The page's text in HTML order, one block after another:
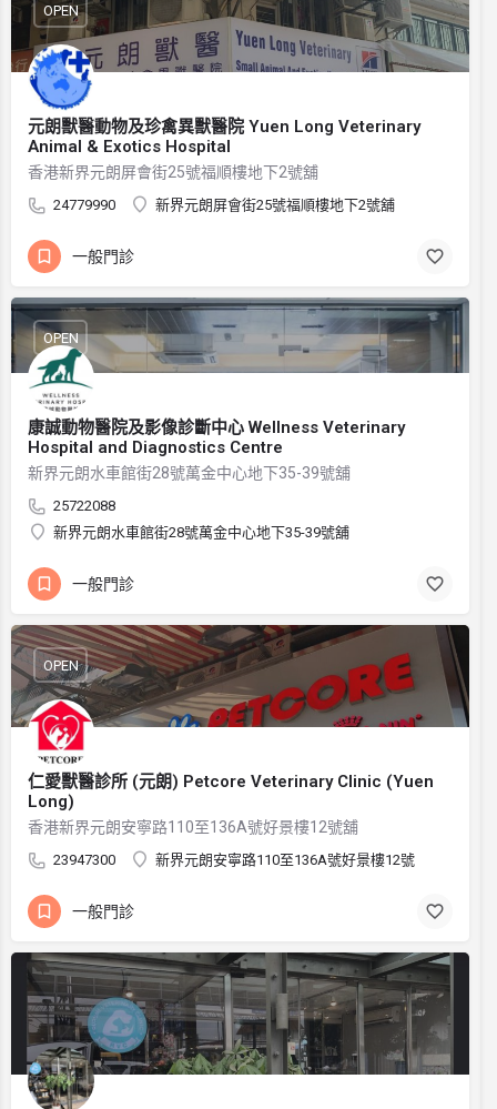
元朗獸醫動物及珍禽異獸醫院 Yuen Long Veterinary
Animal & Exotics Hospital
香港新界元朗屏會街25號福順樓地下2號舖
24779990 新界元朗屏會街25號福順樓地下2號舖
OPEN
一般門診
康誠動物醫院及影像診斷中心 Wellness Veterinary
Hospital and Diagnostics Centre
新界元朗水車館街28號萬金中心地下35-39號舖
25722088
新界元朗水車館街28號萬金中心地下35-39號舖
OPEN
一般門診
仁愛獸醫診所 (元朗) Petcore Veterinary Clinic (Yuen
Long)
香港新界元朗安寧路110至136A號好景樓12號舖
23947300 新界元朗安寧路110至136A號好景樓12號
OPEN
一般門診